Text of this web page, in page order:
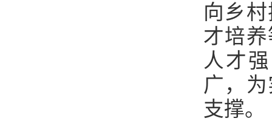
向乡
才培
人才
广，
支撑。